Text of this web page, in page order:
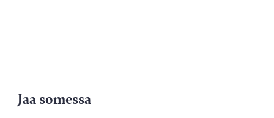
Jaa somessa